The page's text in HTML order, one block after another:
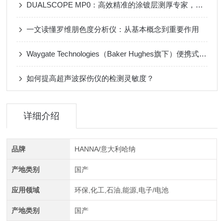
DUALSCOPE MP0：高效精准的涂镀层测厚专家，为工业品质保驾护航！
一文读懂罗维朋色度分析仪：从基本概念到重要作用
Waygate Technologies（Baker Hughes旗下）便携式超声波检测仪
如何提高超声波探伤仪的检测灵敏度？
详细介绍
品牌 HANNA/意大利哈纳
产地类别 国产
应用领域 环保,化工,石油,能源,电子/电池
产地类别 国产